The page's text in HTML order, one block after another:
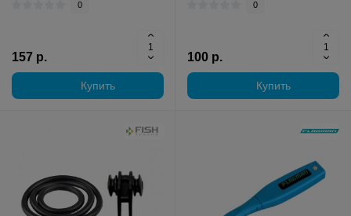
0
157 р.
Купить
0
100 р.
Купить